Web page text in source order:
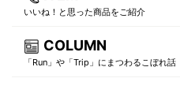
いいね！と思った商品をご紹介
COLUMN
「Run」や「Trip」にまつわるこぼれ話